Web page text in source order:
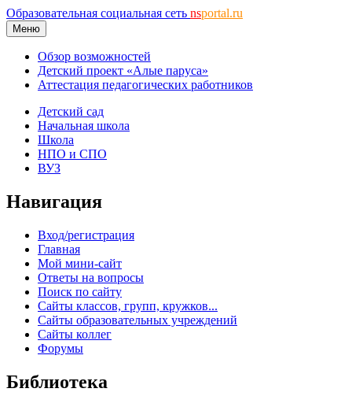
Образовательная социальная сеть nsportal.ru
Меню
Обзор возможностей
Детский проект «Алые паруса»
Аттестация педагогических работников
Детский сад
Начальная школа
Школа
НПО и СПО
ВУЗ
Навигация
Вход/регистрация
Главная
Мой мини-сайт
Ответы на вопросы
Поиск по сайту
Сайты классов, групп, кружков...
Сайты образовательных учреждений
Сайты коллег
Форумы
Библиотека